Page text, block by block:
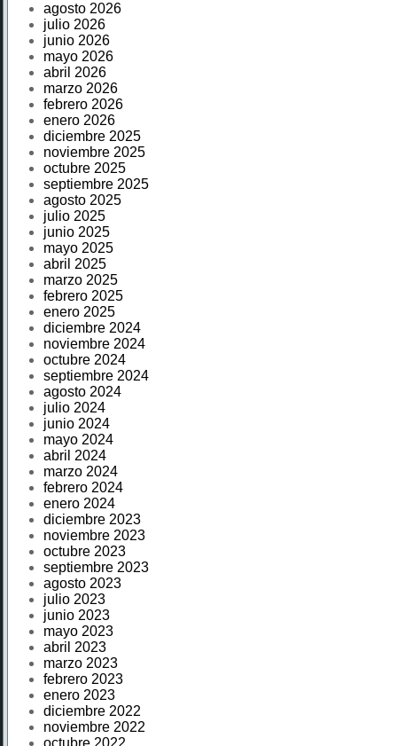
agosto 2026
julio 2026
junio 2026
mayo 2026
abril 2026
marzo 2026
febrero 2026
enero 2026
diciembre 2025
noviembre 2025
octubre 2025
septiembre 2025
agosto 2025
julio 2025
junio 2025
mayo 2025
abril 2025
marzo 2025
febrero 2025
enero 2025
diciembre 2024
noviembre 2024
octubre 2024
septiembre 2024
agosto 2024
julio 2024
junio 2024
mayo 2024
abril 2024
marzo 2024
febrero 2024
enero 2024
diciembre 2023
noviembre 2023
octubre 2023
septiembre 2023
agosto 2023
julio 2023
junio 2023
mayo 2023
abril 2023
marzo 2023
febrero 2023
enero 2023
diciembre 2022
noviembre 2022
octubre 2022